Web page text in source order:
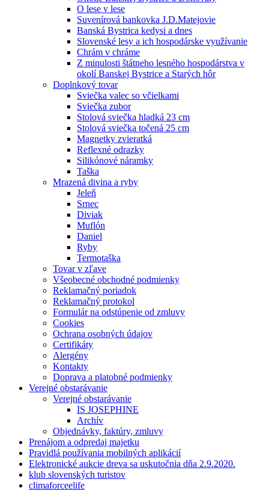
O lese v lese
Suvenírová bankovka J.D.Matejovie
Banská Bystrica kedysi a dnes
Slovenské lesy a ich hospodárske využívanie
Chrám v chráme
Z minulosti štátneho lesného hospodárstva v
okolí Banskej Bystrice a Starých hôr
Doplnkový tovar
Sviečka valec so včielkami
Sviečka zubor
Stolová sviečka hladká 23 cm
Stolová sviečka točená 25 cm
Magnetky zvieratká
Reflexné odrazky
Silikónové náramky
Taška
Mrazená divina a ryby
Jeleň
Srnec
Diviak
Muflón
Daniel
Ryby
Termotaška
Tovar v zľave
Všeobecné obchodné podmienky
Reklamačný poriadok
Reklamačný protokol
Formulár na odstúpenie od zmluvy
Cookies
Ochrana osobných údajov
Certifikáty
Alergény
Kontakty
Doprava a platobné podmienky
Verejné obstarávanie
Verejné obstarávanie
IS JOSEPHINE
Archív
Objednávky, faktúry, zmluvy
Prenájom a odpredaj majetku
Pravidlá používania mobilných aplikácií
Elektronické aukcie dreva sa uskutočnia dňa 2.9.2020.
klub slovenských turistov
climaforceelife